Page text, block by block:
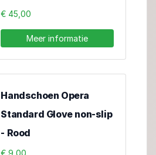
€ 45,00
Meer informatie
Handschoen Opera
Standard Glove non-slip
- Rood
€ 9,00